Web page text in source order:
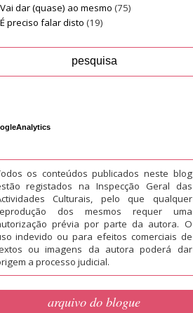
Vai dar (quase) ao mesmo (75)
É preciso falar disto (19)
os conteúdos publicados neste blog
registados na Inspecção Geral das
Culturais, pelo que qualquer
dos mesmos requer uma
prévia por parte da autora. O
indevido ou para efeitos comerciais de
ou imagens da autora poderá dar
a processo judicial.
arquivo do blogue